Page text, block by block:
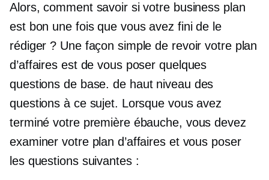
Alors, comment savoir si votre business plan
est bon une fois que vous avez fini de le
rédiger ? Une façon simple de revoir votre plan
d’affaires est de vous poser quelques
questions de base.de haut niveau des
questions à ce sujet. Lorsque vous avez
terminé votre première ébauche, vous devez
examiner votre plan d’affaires et vous poser
les questions suivantes :